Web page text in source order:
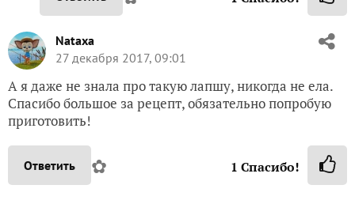
Nataxa
27 декабря 2017, 09:01
А я даже не знала про такую лапшу, никогда не ела.
Спасибо большое за рецепт, обязательно попробую
приготовить!
Ответить ✿ 1 Спасибо!